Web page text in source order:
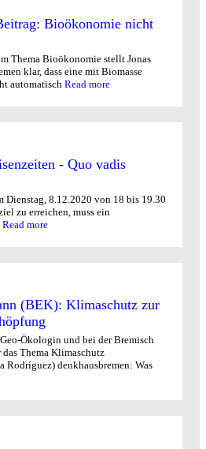
Bioökonomie nicht
Thema Bioökonomie stellt Jonas
klar, dass eine mit Biomasse
automatischRead more
- Quo vadis
Dienstag, 8.12.2020 von 18 bis 19.30
zu erreichen, muss ein
Read more
(BEK): Klimaschutz zur
Ökologin und bei der Bremisch
Thema Klimaschutz
Rodríguez) denkhausbremen: Was